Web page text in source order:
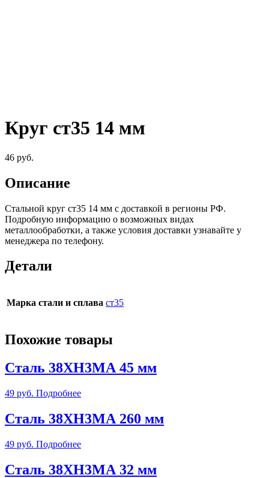
Круг ст35 14 мм
46 руб.
Описание
Стальной круг ст35 14 мм c доставкой в регионы РФ.
Подробную информацию о возможных видах
металлообработки, а также условия доставки узнавайте у
менеджера по телефону.
Детали
Марка стали и сплава ст35
Похожие товары
Сталь 38ХН3МА 45 мм
49 руб. Подробнее
Сталь 38ХН3МА 260 мм
49 руб. Подробнее
Сталь 38ХН3МА 32 мм